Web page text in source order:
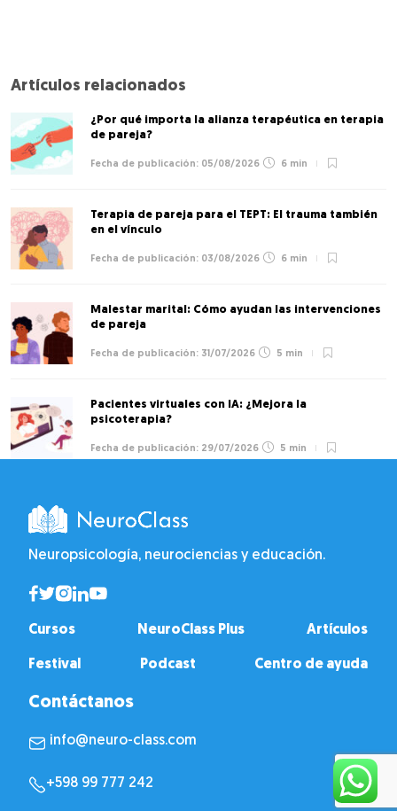
Artículos relacionados
¿Por qué importa la alianza terapéutica en terapia
de pareja?
05/08/2026 6 min
Terapia de pareja para el TEPT: El trauma también
en el vínculo
03/08/2026 6 min
Malestar marital: Cómo ayudan las intervenciones
de pareja
31/07/2026 5 min
Pacientes virtuales con IA: ¿Mejora la
psicoterapia?
29/07/2026 5 min
Neuropsicología, neurociencias y educación.
Cursos NeuroClass Plus Artículos
Festival Podcast Centro de ayuda
Contáctanos
info@neuro-class.com
+598 99 777 242